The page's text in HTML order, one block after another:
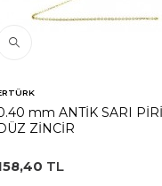
mm ANTİK SARI
ZİNCİR
TL